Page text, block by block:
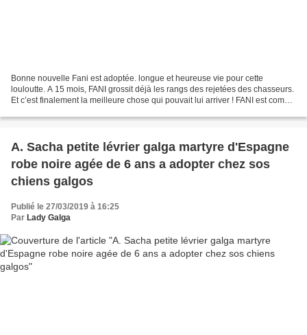
Bonne nouvelle Fani est adoptée. longue et heureuse vie pour cette
louloutte. A 15 mois, FANI grossit déjà les rangs des rejetées des chasseurs.
Et c’est finalement la meilleure chose qui pouvait lui arriver ! FANI est comme
A. Sacha petite lévrier galga martyre d'Espagne
robe noire agée de 6 ans a adopter chez sos
chiens galgos
Publié le 27/03/2019 à 16:25
Par Lady Galga